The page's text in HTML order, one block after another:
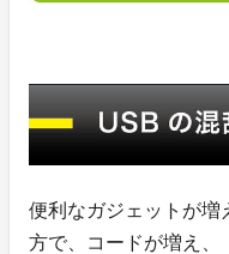
便利なガジェットが増
方で、コードが増え、